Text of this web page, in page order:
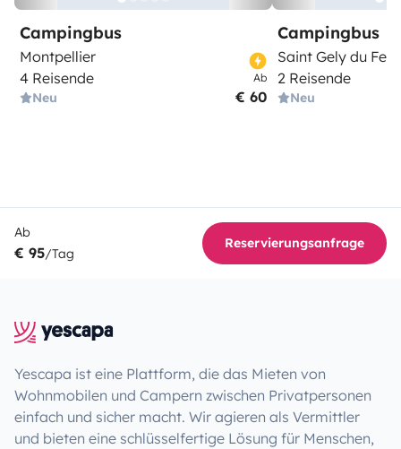
Campingbus
Montpellier
4 Reisende
Neu
Ab
€ 60
Campingbus
Saint Gely du Fesc
2 Reisende
Neu
Ab
€ 95/Tag
Reservierungsanfrage
Yescapa ist eine Plattform, die das Mieten von
Wohnmobilen und Campern zwischen Privatpersonen
einfach und sicher macht. Wir agieren als Vermittler
und bieten eine schlüsselfertige Lösung für Menschen,